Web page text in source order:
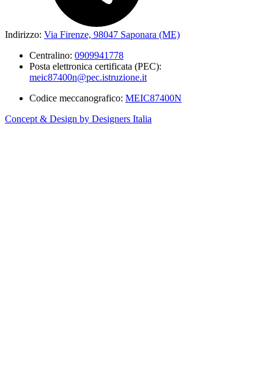
Indirizzo: Via Firenze, 98047 Saponara (ME)
Centralino: 0909941778
Posta elettronica certificata (PEC):
meic87400n@pec.istruzione.it
Codice meccanografico: MEIC87400N
Concept & Design by Designers Italia